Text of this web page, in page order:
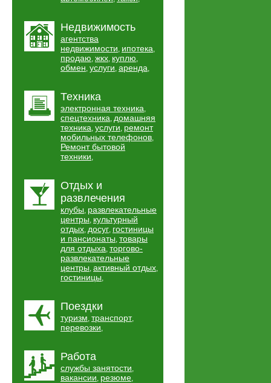
Недвижимость
агентства
недвижимости, ипотека,
продаю, жкх, куплю,
обмен, услуги, аренда,
Техника
электронная техника,
спецтехника, домашняя
техника, услуги, ремонт
мобильных телефонов,
Ремонт бытовой
техники,
Отдых и
развлечения
клубы, развлекательные
центры, культурный
отдых, досуг, гостиницы
и пансионаты, товары
для отдыха, торгово-
развлекательные
центры, активный отдых,
гостиницы,
Поездки
туризм, транспорт,
перевозки,
Работа
службы занятости,
вакансии, резюме,